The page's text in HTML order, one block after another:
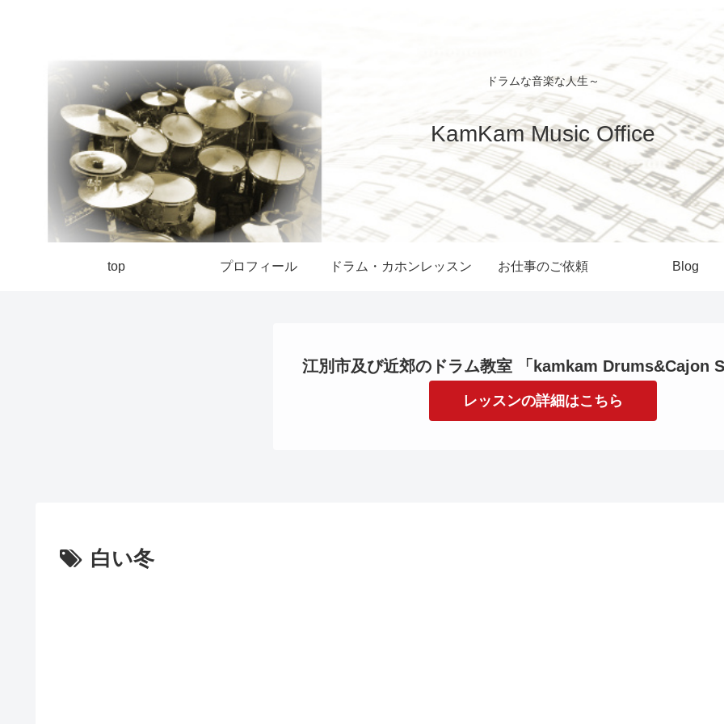
ドラムな音楽な人生～
KamKam Music Office
top プロフィール ドラム・カホンレッスン お仕事のご依頼 Blog
江別市及び近郊のドラム教室 「kamkam Drums&Cajon
レッスンの詳細はこちら
白い冬